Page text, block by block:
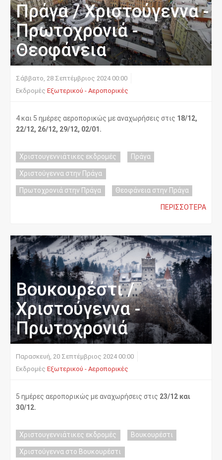
Πράγα / Χριστούγεννα -
Πρωτοχρονιά -
Θεοφάνεια
Σάββατο, 28 Σεπτέμβριος 2024 00:00
Εκδρομές Εξωτερικού - Αεροπορικές
4 και 5 ημέρες αεροπορικώς με αναχωρήσεις στις 18/12,
22/12, 26/12, 29/12, 02/01.
Χριστουγεννιάτικες εκδρομές Πράγα
Χριστούγεννα στην Πράγα
Πρωτοχρονιά στην Πράγα Θεοφάνεια στην Πράγα
ΠΕΡΙΣΣΌΤΕΡΑ
Βουκουρέστι /
Χριστούγεννα -
Πρωτοχρονιά
Παρασκευή, 20 Σεπτέμβριος 2024 00:00
Εκδρομές Εξωτερικού - Αεροπορικές
5 ημέρες αεροπορικώς με αναχωρήσεις στις 23/12 και
30/12.
Χριστουγεννιάτικες εκδρομές Βουκουρέστι
Χριστούγεννα στο Βουκουρέστι